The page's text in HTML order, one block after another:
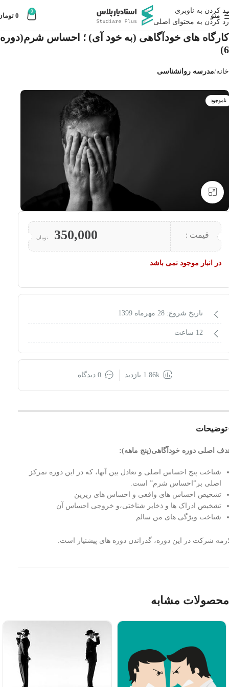
رد کردن به ناوبری
رد کردن به محتوای اصلی
منو
0
0
کارگاه های خودآگاهی (به خود آی) ؛ احساس شرم(دوره
6)
خانه مدرسه روانشناسی
ناموجود
بزرگنمایی تصویر
قیمت : 350,000 تومان
در انبار موجود نمی باشد
تاریخ شروع: 28 مهرماه 1399
12 ساعت
1.86k بازدید 0 دیدگاه
توضیحات
اصلی دوره خودآگاهی(پنج ماهه):
شناخت پنج احساس اصلی و تعادل بین آنها، که در این دوره تمرکز
اصلی بر”احساس شرم” است.
تشخیص احساس های واقعی و احساس های زیرین
تشخیص ادراک ها و ذخایر شناختی،و خروجی احساس آن
شناخت ویژگی های من سالم
شرکت در این دوره، گذراندن دوره های پیشنیاز است.
محصولات مشابه